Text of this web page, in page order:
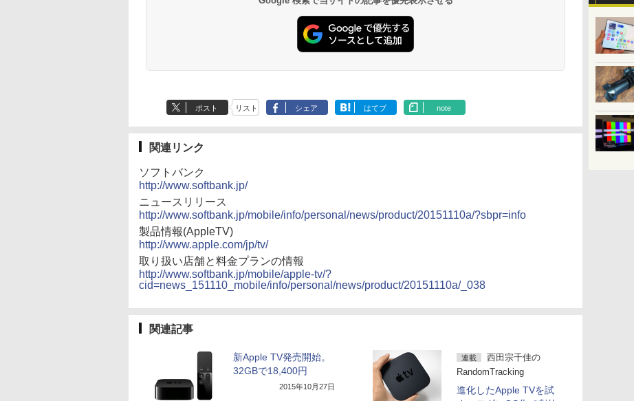
ポスト リスト シェア はてブ note
関連リンク
ソフトバンク
http://www.softbank.jp/
ニュースリリース
http://www.softbank.jp/mobile/info/personal/news/product/20151110a/?sbpr=info
製品情報(AppleTV)
http://www.apple.com/jp/tv/
取り扱い店舗と料金プランの情報
http://www.softbank.jp/mobile/apple-tv/?
cid=news_151110_mobile/info/personal/news/product/20151110a/_038
関連記事
新Apple TV発売開始。
32GBで18,400円
2015年10月27日
連載
西田宗千佳の
RandomTracking
進化したApple TVを試